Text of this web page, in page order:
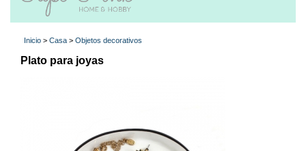
Inicio > Casa > Objetos decorativos
Plato para joyas